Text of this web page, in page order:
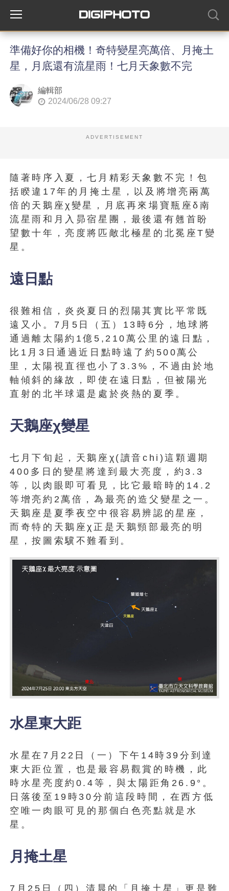
準備好你的相機！奇特變星亮萬倍、月掩土
星，月底還有流星雨！七月天象數不完
編輯部
2024/06/28 09:27
ADVERTISEMENT
隨著時序入夏，七月精彩天象數不完！包
括睽違17年的月掩土星，以及將增亮兩萬
倍的天鵝座χ變星，月底再來場寶瓶座δ南
流星雨和月入昴宿星團，最後還有翹首盼
望數十年，亮度將匹敵北極星的北冕座T變
星。
遠日點
很難相信，炎炎夏日的烈陽其實比平常既
遠又小。7月5日（五）13時6分，地球將
通過離太陽約1億5,210萬公里的遠日點，
比1月3日通過近日點時遠了約500萬公
里，太陽視直徑也小了3.3%，不過由於地
軸傾斜的緣故，即使在遠日點，但被陽光
直射的北半球還是處於炎熱的夏季。
天鵝座χ變星
七月下旬起，天鵝座χ(讀音chi)這顆週期
400多日的變星將達到最大亮度，約3.3
等，以肉眼即可看見，比它最暗時的14.2
等增亮約2萬倍，為最亮的造父變星之一。
天鵝座是夏季夜空中很容易辨認的星座，
而奇特的天鵝座χ正是天鵝頸部最亮的明
星，按圖索驥不難看到。
水星東大距
水星在7月22日（一）下午14時39分到達
東大距位置，也是最容易觀賞的時機，此
時水星亮度約0.4等，與太陽距角26.9°。
日落後至19時30分前這段時間，在西方低
空唯一肉眼可見的那個白色亮點就是水
星。
月掩土星
7月25日（四）清晨的「月掩土星」更是難